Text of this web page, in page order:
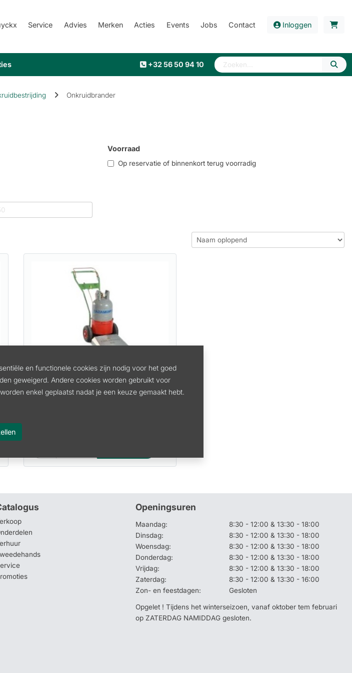
Service Advies Merken Acties Events Jobs Contact Inloggen
+32 56 50 94 10
Onkruidbrander
Voorraad
Op reservatie of binnenkort terug voorradig
HUUR ONKRUIDBRANDER
YELLOW ONE
Artikel:VH 910348004
Openingsuren
Maandag:
8:30 - 12:00 & 13:30 - 18:00
Dinsdag:
8:30 - 12:00 & 13:30 - 18:00
Woensdag:
8:30 - 12:00 & 13:30 - 18:00
Donderdag:
8:30 - 12:00 & 13:30 - 18:00
Vrijdag:
8:30 - 12:00 & 13:30 - 18:00
Zaterdag:
8:30 - 12:00 & 13:30 - 16:00
Zon- en feestdagen:
Gesloten
Opgelet ! Tijdens het winterseizoen, vanaf oktober tem februari
op ZATERDAG NAMIDDAG gesloten.
en functionele cookies zijn nodig voor het goed
geweigerd. Andere cookies worden gebruikt voor
enkel geplaatst nadat je een keuze gemaakt hebt.